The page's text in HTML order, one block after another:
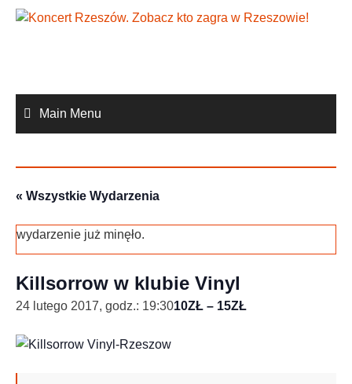
Skip
Main Menu
« Wszystkie Wydarzenia
wydarzenie już minęło.
Killsorrow w klubie Vinyl
24 lutego 2017, godz.: 19:3010ZŁ – 15ZŁ